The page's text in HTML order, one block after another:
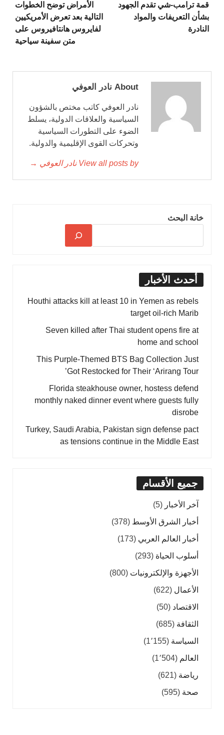
قمة ترامب-شي تقدم الجهود
بشأن التعريفات والمواد
النادرة
الأمراض توضح الخطوات
التالية بعد تعرض الأمريكيين
لفايروس هانتافيروس على
متن سفينة سياحية
About نادر العوفي
نادر العوفي كاتب مختص بالشؤون
السياسية والعلاقات الدولية، يسلط
الضوء على التطورات السياسية
وتحركات القوى الإقليمية والدولية.
View all posts by نادر العوفي →
خانة البحث
أحدث الأخبار
Houthi attacks kill at least 10 in Yemen as rebels
target oil-rich Marib
Seven killed after Thai student opens fire at
home and school
This Purple-Themed BTS Bag Collection Just
Got Restocked for Their ‘Arirang Tour’
Florida steakhouse owner, hostess defend
monthly naked dinner event where guests fully
disrobe
Turkey, Saudi Arabia, Pakistan sign defense pact
as tensions continue in the Middle East
جميع الأقسام
آخر الأخبار (5)
أخبار الشرق الأوسط (378)
أخبار العالم العربي (173)
أسلوب الحياة (293)
الأجهزة والإلكترونيات (800)
الأعمال (622)
الاقتصاد (50)
الثقافة (685)
السياسة (1٬155)
العالم (1٬504)
رياضة (621)
صحة (595)